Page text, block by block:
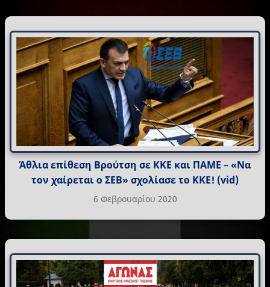
Άθλια επίθεση Βρούτση σε ΚΚΕ και ΠΑΜΕ – «Να
τον χαίρεται ο ΣΕΒ» σχολίασε το ΚΚΕ! (vid)
6 Φεβρουαρίου 2020